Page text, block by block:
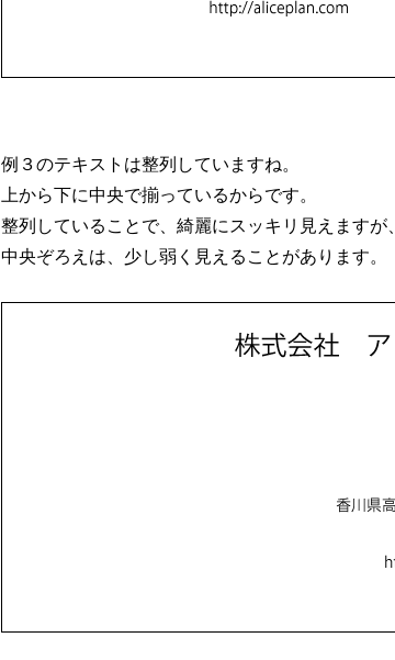
例３のテキストは整列していますね。
上から下に中央で揃っているからです。
整列していることで、綺麗にスッキリ見えますが、
中央ぞろえは、少し弱く見えることがあります。